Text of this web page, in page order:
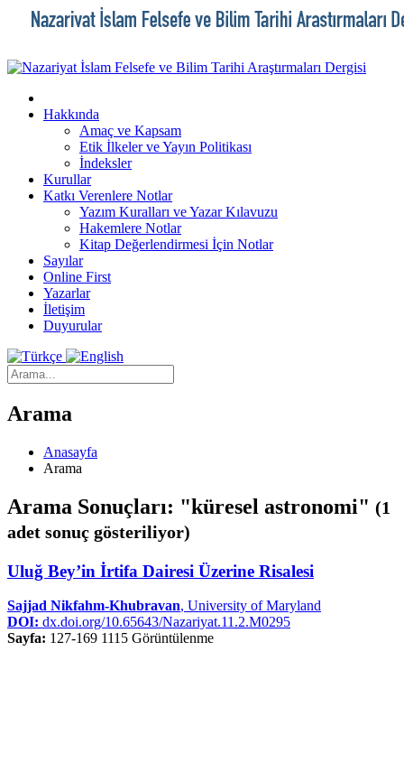
Hakkında
Amaç ve Kapsam
Etik İlkeler ve Yayın Politikası
İndeksler
Kurullar
Katkı Verenlere Notlar
Yazım Kuralları ve Yazar Kılavuzu
Hakemlere Notlar
Kitap Değerlendirmesi İçin Notlar
Sayılar
Online First
Yazarlar
İletişim
Duyurular
Arama
Anasayfa
Arama
Arama Sonuçları: "küresel astronomi" (1
adet sonuç gösteriliyor)
Uluğ Bey’in İrtifa Dairesi Üzerine Risalesi
Sajjad Nikfahm-Khubravan, University of Maryland
DOI: dx.doi.org/10.65643/Nazariyat.11.2.M0295
Sayfa: 127-169 1115 Görüntülenme